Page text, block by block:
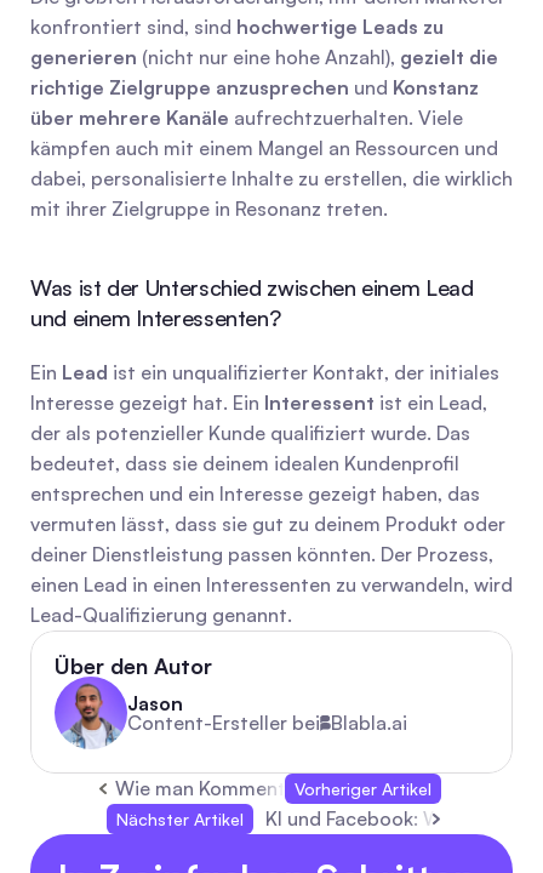
konfrontiert sind, sind hochwertige Leads zu
generieren (nicht nur eine hohe Anzahl), gezielt die
richtige Zielgruppe anzusprechen und Konstanz
über mehrere Kanäle aufrechtzuerhalten. Viele
kämpfen auch mit einem Mangel an Ressourcen und
dabei, personalisierte Inhalte zu erstellen, die wirklich
mit ihrer Zielgruppe in Resonanz treten.
Was ist der Unterschied zwischen einem Lead
und einem Interessenten?
Ein Lead ist ein unqualifizierter Kontakt, der initiales
Interesse gezeigt hat. Ein Interessent ist ein Lead,
der als potenzieller Kunde qualifiziert wurde. Das
bedeutet, dass sie deinem idealen Kundenprofil
entsprechen und ein Interesse gezeigt haben, das
vermuten lässt, dass sie gut zu deinem Produkt oder
deiner Dienstleistung passen könnten. Der Prozess,
einen Lead in einen Interessenten zu verwandeln, wird
Lead-Qualifizierung genannt.
Über den Autor
Jason
Content-Ersteller bei Blabla.ai
Wie man Kommentare auf YouTube aktiviert
Vorheriger Artikel
Nächster Artikel
KI und Facebook: Wie der